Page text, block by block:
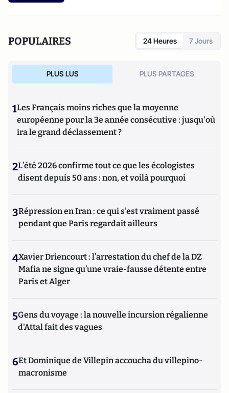
POPULAIRES 24 Heures 7 Jours
PLUS LUS PLUS PARTAGES
1Les Français moins riches que la moyenne
européenne pour la 3e année consécutive : jusqu'où
ira le grand déclassement ?
2L’été 2026 confirme tout ce que les écologistes
disent depuis 50 ans : non, et voilà pourquoi
3Répression en Iran : ce qui s'est vraiment passé
pendant que Paris regardait ailleurs
4Xavier Driencourt : l’arrestation du chef de la DZ
Mafia ne signe qu’une vraie-fausse détente entre
Paris et Alger
5Gens du voyage : la nouvelle incursion régalienne
d'Attal fait des vagues
6Et Dominique de Villepin accoucha du villepino-
macronisme